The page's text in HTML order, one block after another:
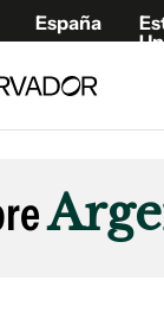
España